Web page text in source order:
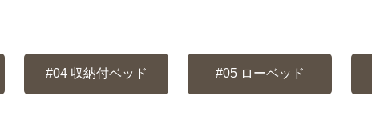
#04 収納付ベッド #05 ローベッド